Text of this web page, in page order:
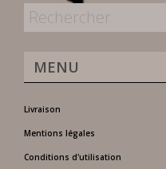
MENU
Livraison
Mentions légales
Conditions d'utilisation